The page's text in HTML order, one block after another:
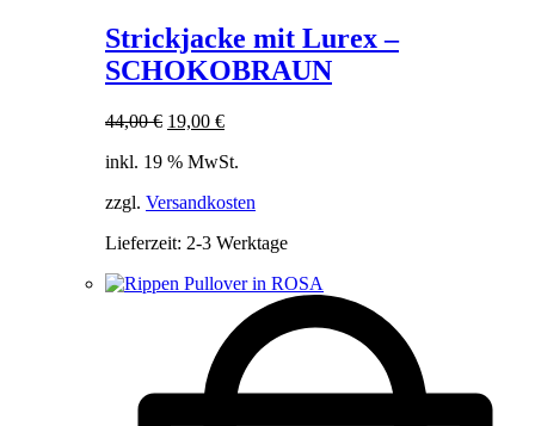
Strickjacke mit Lurex –
SCHOKOBRAUN
44,00€ Ursprünglicher
war:
19,00 €Aktueller
ist:
inkl. 19 % MwSt.
zzgl. Versandkosten
Lieferzeit: 2-3 Werktage